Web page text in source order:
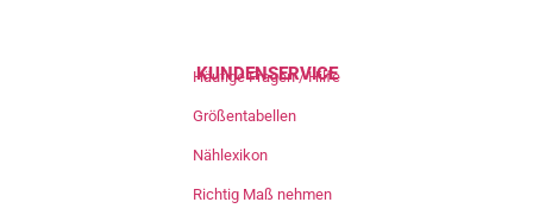
KUNDENSERVICE
Häufige Fragen / Hilfe
Größentabellen
Nählexikon
Richtig Maß nehmen